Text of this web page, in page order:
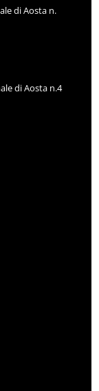
di Aosta n.
di Aosta n.4